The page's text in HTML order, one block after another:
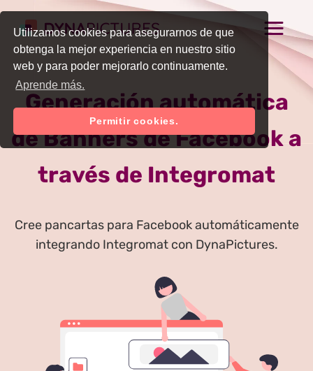
Utilizamos cookies para asegurarnos de que
obtenga la mejor experiencia en nuestro sitio
web y para poder mejorarlo continuamente.
Aprende más.
Permitir cookies.
Generación automática
de Banners de Facebook a
través de Integromat
Cree pancartas para Facebook automáticamente
integrando Integromat con DynaPictures.